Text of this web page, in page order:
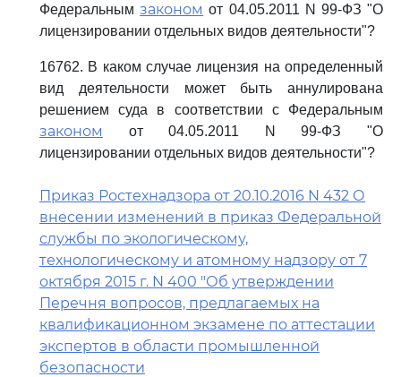
Федеральнымзаконом от 04.05.2011 N 99-ФЗ "О
лицензировании отдельных видов деятельности"?
16762. В каком случае лицензия на определенный
вид деятельности может быть аннулирована
решением суда в соответствии с Федеральным
законом
от 04.05.2011 N 99-ФЗ "О
лицензировании отдельных видов деятельности"?
Приказ Ростехнадзора от 20.10.2016 N 432 О
внесении изменений в приказ Федеральной
службы по экологическому,
технологическому и атомному надзору от 7
октября 2015 г. N 400 "Об утверждении
Перечня вопросов, предлагаемых на
квалификационном экзамене по аттестации
экспертов в области промышленной
безопасности